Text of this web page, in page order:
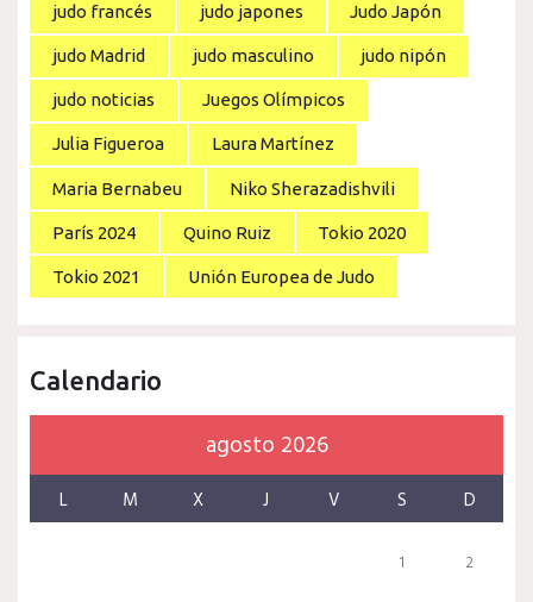
judo francés judo japones Judo Japón
judo Madrid judo masculino judo nipón
judo noticias Juegos Olímpicos
Julia Figueroa Laura Martínez
Maria Bernabeu Niko Sherazadishvili
París 2024 Quino Ruiz Tokio 2020
Tokio 2021 Unión Europea de Judo
Calendario
agosto 2026
L M X J V S D
1 2